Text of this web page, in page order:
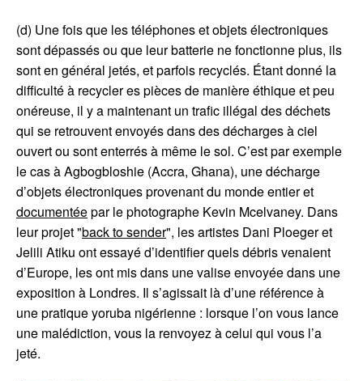
(d) Une fois que les téléphones et objets électroniques
sont dépassés ou que leur batterie ne fonctionne plus, ils
sont en général jetés, et parfois recyclés. Étant donné la
difficulté à recycler es pièces de manière éthique et peu
onéreuse, il y a maintenant un trafic illégal des déchets
qui se retrouvent envoyés dans des décharges à ciel
ouvert ou sont enterrés à même le sol. C’est par exemple
le cas à Agbogbloshie (Accra, Ghana), une décharge
d’objets électroniques provenant du monde entier et
documentéepar le photographe Kevin Mcelvaney. Dans
leur projet "back to sender", les artistes Dani Ploeger et
Jelili Atiku ont essayé d’identifier quels débris venaient
d’Europe, les ont mis dans une valise envoyée dans une
exposition à Londres. Il s’agissait là d’une référence à
une pratique yoruba nigérienne : lorsque l’on vous lance
une malédiction, vous la renvoyez à celui qui vous l’a
jeté.